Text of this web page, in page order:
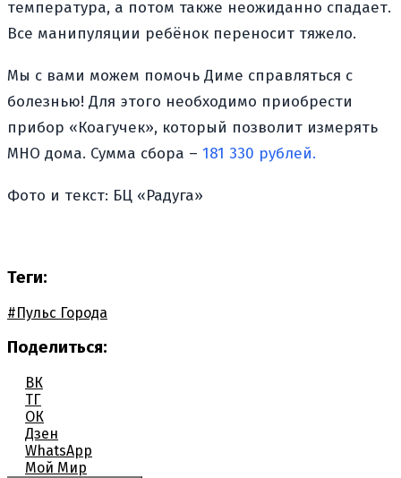
температура, а потом также неожиданно спадает.
Все манипуляции ребёнок переносит тяжело.
Мы с вами можем помочь Диме справляться с
болезнью! Для этого необходимо приобрести
прибор «Коагучек», который позволит измерять
МНО дома. Сумма сбора – 181 330 рублей.
Фото и текст: БЦ «Радуга»
Теги:
#Пульс Города
Поделиться:
ВК
ТГ
ОК
Дзен
WhatsApp
Мой Мир